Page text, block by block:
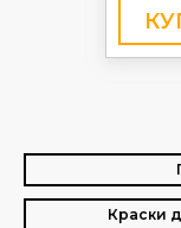
Краски